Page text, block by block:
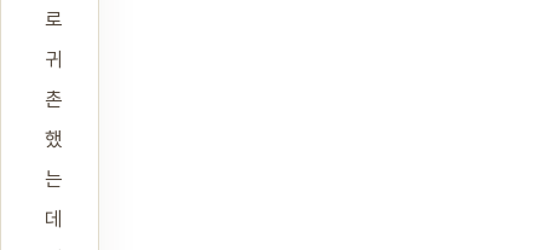
로
귀
촌
했
는
데